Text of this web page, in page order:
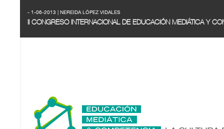
- 1-06-2013 | NEREIDA LÓPEZ VIDALES
II CONGRESO INTERNACIONAL DE EDUCACIÓN MEDIÁTICA Y